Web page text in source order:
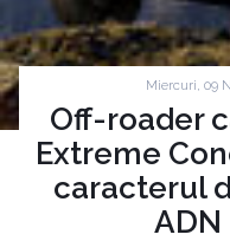
Miercuri, 09
Off-roader
Extreme
caracterul